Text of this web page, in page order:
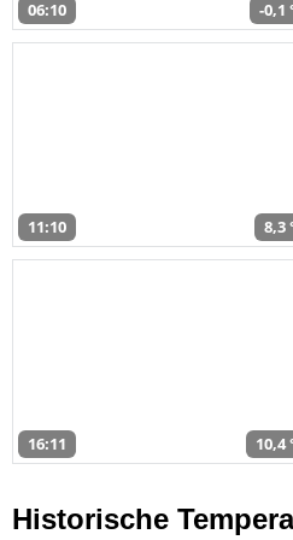
06:10 -0,1
11:10 8,3
16:11 10,4
Historische